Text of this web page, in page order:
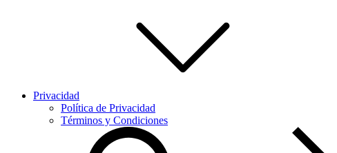
Privacidad
Política de Privacidad
Términos y Condiciones